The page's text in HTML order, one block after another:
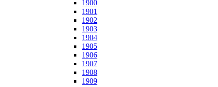
1900
1901
1902
1903
1904
1905
1906
1907
1908
1909